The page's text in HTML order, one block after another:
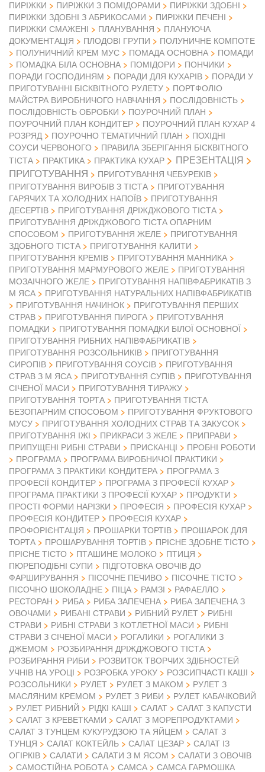
ПИРІЖКИ ПИРІЖКИ З ПОМІДОРАМИ
ПИРІЖКИ ЗДОБНІ
ПИРІЖКИ ЗДОБНІ З АБРИКОСАМИ
ПИРІЖКИ ПЕЧЕНІ
ПИРІЖКИ СМАЖЕНІ
ПЛАНУВАННЯ
ПЛАНУЮЧА
ДОКУМЕНТАЦІЯ
ПЛОДОВІ ГРУПИ
ПОЛУНИЧНЕ КОМПОТЕ
ПОЛУНИЧНИЙ КРЕМ МУС
ПОМАДА ОСНОВНА
ПОМАДИ
ПОМАДКА БІЛА ОСНОВНА
ПОМІДОРИ
ПОНЧИКИ
ПОРАДИ ГОСПОДИНЯМ
ПОРАДИ ДЛЯ КУХАРІВ
ПОРАДИ У
ПРИГОТУВАННІ БІСКВІТНОГО РУЛЕТУ
ПОРТФОЛІО
МАЙСТРА ВИРОБНИЧОГО НАВЧАННЯ
ПОСЛІДОВНІСТЬ
ПОСЛІДОВНІСТЬ ОБРОБКИ
ПОУРОЧНИЙ ПЛАН
ПОУРОЧНИЙ ПЛАН КОНДИТЕР
ПОУРОЧНИЙ ПЛАН КУХАР 4
РОЗРЯД
ПОУРОЧНО ТЕМАТИЧНИЙ ПЛАН
ПОХІДНІ
СОУСИ ЧЕРВОНОГО
ПРАВИЛА ЗБЕРІГАННЯ БІСКВІТНОГО
ТІСТА
ПРАКТИКА ПРАКТИКА КУХАР
ПРЕЗЕНТАЦІЯ
ПРИГОТУВАННЯ
ПРИГОТУВАННЯ ЧЕБУРЕКІВ
ПРИГОТУВАННЯ ВИРОБІВ З ТІСТА
ПРИГОТУВАННЯ
ГАРЯЧИХ ТА ХОЛОДНИХ НАПОЇВ
ПРИГОТУВАННЯ
ДЕСЕРТІВ
ПРИГОТУВАННЯ ДРІЖДЖОВОГО ТІСТА
ПРИГОТУВАННЯ ДРІЖДЖОВОГО ТІСТА ОПАРНИМ
СПОСОБОМ
ПРИГОТУВАННЯ ЖЕЛЕ
ПРИГОТУВАННЯ
ЗДОБНОГО ТІСТА
ПРИГОТУВАННЯ КАЛИТИ
ПРИГОТУВАННЯ КРЕМІВ
ПРИГОТУВАННЯ МАННИКА
ПРИГОТУВАННЯ МАРМУРОВОГО ЖЕЛЕ
ПРИГОТУВАННЯ
МОЗАІЧНОГО ЖЕЛЕ
ПРИГОТУВАННЯ НАПІВФАБРИКАТІВ З
М ЯСА
ПРИГОТУВАННЯ НАТУРАЛЬНИХ НАПІВФАБРИКАТІВ
ПРИГОТУВАННЯ НАЧИНОК
ПРИГОТУВАННЯ ПЕРШИХ
СТРАВ
ПРИГОТУВАННЯ ПИРОГА
ПРИГОТУВАННЯ
ПОМАДКИ
ПРИГОТУВАННЯ ПОМАДКИ БІЛОЇ ОСНОВНОЇ
ПРИГОТУВАННЯ РИБНИХ НАПІВФАБРИКАТІВ
ПРИГОТУВАННЯ РОЗСОЛЬНИКІВ
ПРИГОТУВАННЯ
СИРОПІВ
ПРИГОТУВАННЯ СОУСІВ
ПРИГОТУВАННЯ
СТРАВ З М ЯСА
ПРИГОТУВАННЯ СУПІВ
ПРИГОТУВАННЯ
СІЧЕНОЇ МАСИ
ПРИГОТУВАННЯ ТИРАЖУ
ПРИГОТУВАННЯ ТОРТА
ПРИГОТУВАННЯ ТІСТА
БЕЗОПАРНИМ СПОСОБОМ
ПРИГОТУВАННЯ ФРУКТОВОГО
МУСУ
ПРИГОТУВАННЯ ХОЛОДНИХ СТРАВ ТА ЗАКУСОК
ПРИГОТУВАННЯ ІЖІ
ПРИКРАСИ З ЖЕЛЕ
ПРИПРАВИ
ПРИПУЩЕНІ РИБНІ СТРАВИ
ПРИСКАНЦІ
ПРОБНІ РОБОТИ
ПРОГРАМА
ПРОГРАМА ВИРОБНИЧОЇ ПРАКТИКИ
ПРОГРАМА З ПРАКТИКИ КОНДИТЕРА
ПРОГРАМА З
ПРОФЕСІЇ КОНДИТЕР
ПРОГРАМА З ПРОФЕСІЇ КУХАР
ПРОГРАМА ПРАКТИКИ З ПРОФЕСІЇ КУХАР
ПРОДУКТИ
ПРОСТІ ФОРМИ НАРІЗКИ
ПРОФЕСІЯ
ПРОФЕСІЯ КУХАР
ПРОФЕСІЯ КОНДИТЕР
ПРОФЕСІЯ КУХАР
ПРОФОРІЄНТАЦІЯ
ПРОШАРКИ ТОРТІВ
ПРОШАРОК ДЛЯ
ТОРТА
ПРОШАРУВАННЯ ТОРТІВ
ПРІСНЕ ЗДОБНЕ ТІСТО
ПРІСНЕ ТІСТО
ПТАШИНЕ МОЛОКО
ПТИЦЯ
ПЮРЕПОДІБНІ СУПИ
ПІДГОТОВКА ОВОЧІВ ДО
ФАРШИРУВАННЯ
ПІСОЧНЕ ПЕЧИВО
ПІСОЧНЕ ТІСТО
ПІСОЧНО ШОКОЛАДНЕ
ПІЦА РАМЗІ
РАФАЕЛЛО
РЕСТОРАН
РИБА РИБА ЗАПЕЧЕНА
РИБА ЗАПЕЧЕНА З
ОВОЧАМИ
РИБАНІ СТРАВИ РИБНИЙ РУЛЕТ
РИБНІ
СТРАВИ
РИБНІ СТРАВИ З КОТЛЕТНОЇ МАСИ
РИБНІ
СТРАВИ З СІЧЕНОЇ МАСИ
РОГАЛИКИ
РОГАЛИКИ З
ДЖЕМОМ
РОЗБИРАННЯ ДРІЖДЖОВОГО ТІСТА
РОЗБИРАННЯ РИБИ
РОЗВИТОК ТВОРЧИХ ЗДІБНОСТЕЙ
УЧНІВ НА УРОЦІ
РОЗРОБКА УРОКУ
РОЗСИПЧАСТІ КАШІ
РОЗСОЛЬНИКИ
РУЛЕТ РУЛЕТ З МАКОМ
РУЛЕТ З
МАСЛЯНИМ КРЕМОМ
РУЛЕТ З РИБИ
РУЛЕТ КАБАЧКОВИЙ
РУЛЕТ РИБНИЙ
РІДКІ КАШІ САЛАТ
САЛАТ З КАПУСТИ
САЛАТ З КРЕВЕТКАМИ
САЛАТ З МОРЕПРОДУКТАМИ
САЛАТ З ТУНЦЕМ КУКУРУДЗОЮ ТА ЯЙЦЕМ
САЛАТ З
ТУНЦЯ
САЛАТ КОКТЕЙЛЬ САЛАТ ЦЕЗАР
САЛАТ ІЗ
ОГІРКІВ
САЛАТИ САЛАТИ З М ЯСОМ
САЛАТИ З ОВОЧІВ
САМОСТІЙНА РОБОТА
САМСА
САМСА ГАРМОШКА